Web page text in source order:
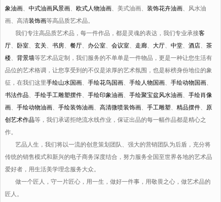
象油画
中式油画风景画 欧式人物油画 、美式油画、 装饰花卉油画 、风水油
画、高清装饰画等高品质艺术品。
我们专注高品质艺术品，每一件作品，都是灵魂的表达，我们专业承接客
厅
卧室 玄关 书房 餐厅 办公室 会议室 走廊 大厅 中堂 酒店
茶
楼
背景墙等艺术品定制，我们服务的不单单是一件物品，更是一种让您生活有
品位的艺术格调，让您享受到的不仅是浓厚的艺术氛围，也是标榜身份地位的象
征，在我们这里手绘山水国画 手绘花鸟国画 手绘人物国画 手绘动物国画
书法作品
手绘手工雕塑摆件 手绘印象油画 手绘聚宝盆风水油画
手绘肖像
画
手绘动物油画 手绘装饰油画 高清微喷装饰画 手工雕塑 精品摆件
原
创艺术作品等，我们承诺拒绝流水线作业，保证出品的每一幅作品都是精心之
作。
艺品人生，我们将以一流的创意策划团队、强大的营销团队为后盾，充分将
传统的销售模式和新兴的电子商务深度结合，努力服务全国至世界各地的艺术品
爱好者，用生活美学理念服务大众。
做一个匠人，守一片匠心，用一生，做好一件事，用敬畏之心，做艺术品的
匠人。